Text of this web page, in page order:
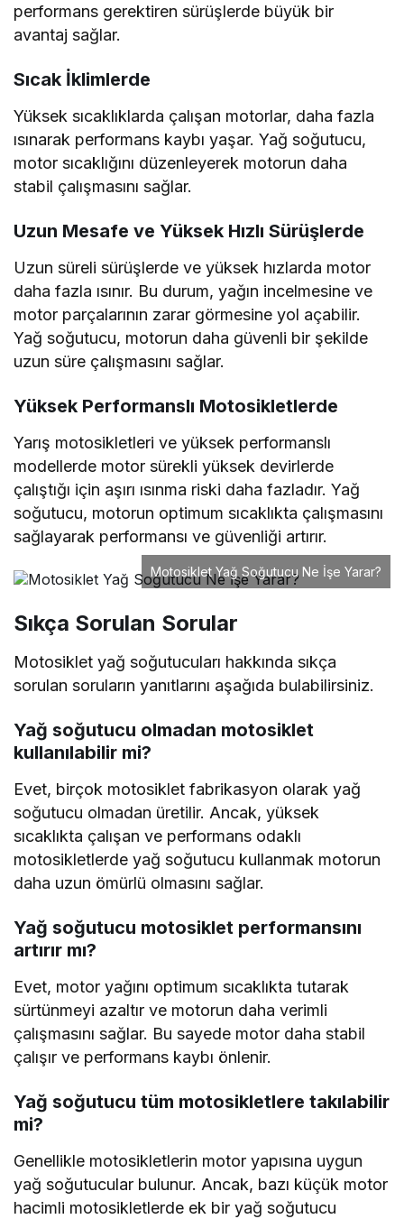
performans gerektiren sürüşlerde büyük bir
avantaj sağlar.
Sıcak İklimlerde
Yüksek sıcaklıklarda çalışan motorlar, daha fazla
ısınarak performans kaybı yaşar. Yağ soğutucu,
motor sıcaklığını düzenleyerek motorun daha
stabil çalışmasını sağlar.
Uzun Mesafe ve Yüksek Hızlı Sürüşlerde
Uzun süreli sürüşlerde ve yüksek hızlarda motor
daha fazla ısınır. Bu durum, yağın incelmesine ve
motor parçalarının zarar görmesine yol açabilir.
Yağ soğutucu, motorun daha güvenli bir şekilde
uzun süre çalışmasını sağlar.
Yüksek Performanslı Motosikletlerde
Yarış motosikletleri ve yüksek performanslı
modellerde motor sürekli yüksek devirlerde
çalıştığı için aşırı ısınma riski daha fazladır. Yağ
soğutucu, motorun optimum sıcaklıkta çalışmasını
sağlayarak performansı ve güvenliği artırır.
Motosiklet Yağ Soğutucu Ne İşe Yarar?
Sıkça Sorulan Sorular
Motosiklet yağ soğutucuları hakkında sıkça
sorulan soruların yanıtlarını aşağıda bulabilirsiniz.
Yağ soğutucu olmadan motosiklet
kullanılabilir mi?
Evet, birçok motosiklet fabrikasyon olarak yağ
soğutucu olmadan üretilir. Ancak, yüksek
sıcaklıkta çalışan ve performans odaklı
motosikletlerde yağ soğutucu kullanmak motorun
daha uzun ömürlü olmasını sağlar.
Yağ soğutucu motosiklet performansını
artırır mı?
Evet, motor yağını optimum sıcaklıkta tutarak
sürtünmeyi azaltır ve motorun daha verimli
çalışmasını sağlar. Bu sayede motor daha stabil
çalışır ve performans kaybı önlenir.
Yağ soğutucu tüm motosikletlere takılabilir
mi?
Genellikle motosikletlerin motor yapısına uygun
yağ soğutucular bulunur. Ancak, bazı küçük motor
hacimli motosikletlerde ek bir yağ soğutucu